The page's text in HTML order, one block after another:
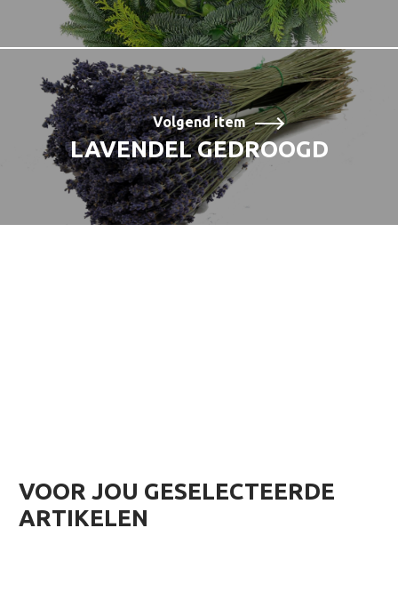
Volgend item
LAVENDEL GEDROOGD
VOOR JOU GESELECTEERDE
ARTIKELEN